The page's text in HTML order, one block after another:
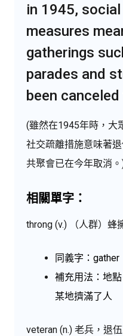
in 1945,
measures
gatherings
parades and
been
(雖然在1945年時，大
社交疏離措施意味著
共聚會已在今年取消
相關單字：
throng (v.) （人群）蜂
同義字：gather
補充用法：地
某地擠滿了人
veteran (n.) 老兵，退